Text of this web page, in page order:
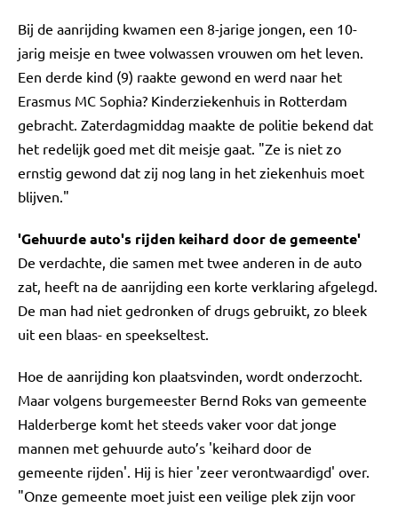
Bij de aanrijding kwamen een 8-jarige jongen, een 10-
jarig meisje en twee volwassen vrouwen om het leven.
Een derde kind (9) raakte gewond en werd naar het
Erasmus MC Sophia? Kinderziekenhuis in Rotterdam
gebracht. Zaterdagmiddag maakte de politie bekend dat
het redelijk goed met dit meisje gaat. "Ze is niet zo
ernstig gewond dat zij nog lang in het ziekenhuis moet
blijven."
'Gehuurde auto's rijden keihard door de gemeente'
De verdachte, die samen met twee anderen in de auto
zat, heeft na de aanrijding een korte verklaring afgelegd.
De man had niet gedronken of drugs gebruikt, zo bleek
uit een blaas- en speekseltest.
Hoe de aanrijding kon plaatsvinden, wordt onderzocht.
Maar volgens burgemeester Bernd Roks van gemeente
Halderberge komt het steeds vaker voor dat jonge
mannen met gehuurde auto’s 'keihard door de
gemeente rijden'. Hij is hier 'zeer verontwaardigd' over.
"Onze gemeente moet juist een veilige plek zijn voor